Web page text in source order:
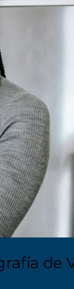
de